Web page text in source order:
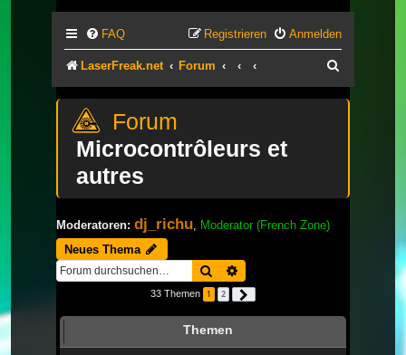
FAQ Anmelden
Registrieren
LaserFreak.net Forum
Microcontrôleurs et
autres
Moderatoren: dj_richu Moderator (French Zone)
Neues Thema
Suche
33 Themen 1 2
Themen